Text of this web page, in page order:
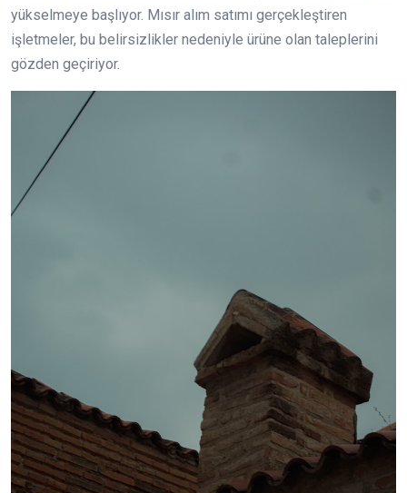
yükselmeye başlıyor. Mısır alım satımı gerçekleştiren
işletmeler, bu belirsizlikler nedeniyle ürüne olan taleplerini
gözden geçiriyor.